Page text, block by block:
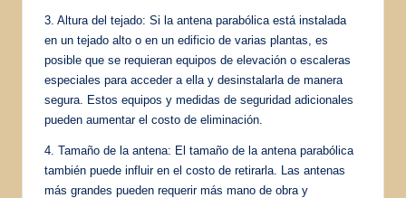
3. Altura del tejado: Si la antena parabólica está instalada
en un tejado alto o en un edificio de varias plantas, es
posible que se requieran equipos de elevación o escaleras
especiales para acceder a ella y desinstalarla de manera
segura. Estos equipos y medidas de seguridad adicionales
pueden aumentar el costo de eliminación.
4. Tamaño de la antena: El tamaño de la antena parabólica
también puede influir en el costo de retirarla. Las antenas
más grandes pueden requerir más mano de obra y